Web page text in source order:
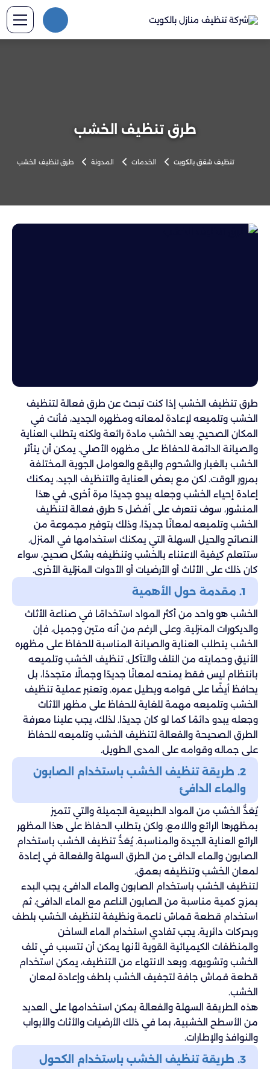
طرق تنظيف الخشب
تنظيف شقق بالكويت الخدمات المدونة طرق تنظيف الخشب
طرق تنظيف الخشب إذا كنت تبحث عن طرق فعالة لتنظيف
الخشب وتلميعه لإعادة لمعانه ومظهره الجديد، فأنت في
المكان الصحيح. يعد الخشب مادة رائعة ولكنه يتطلب العناية
والصيانة الدائمة للحفاظ على مظهره الأصلي. يمكن أن يتأثر
الخشب بالغبار والشحوم والبقع والعوامل الجوية المختلفة
بمرور الوقت. لكن مع بعض العناية والتنظيف الجيد، يمكنك
إعادة إحياء الخشب وجعله يبدو جديدًا مرة أخرى. في هذا
المنشور، سوف نتعرف على أفضل 5 طرق فعالة لتنظيف
الخشب وتلميعه لمعانًا جديدًا، وذلك بتوفير مجموعة من
النصائح والحيل السهلة التي يمكنك استخدامها في المنزل.
ستتعلم كيفية الاعتناء بالخشب وتنظيفه بشكل صحيح، سواء
كان ذلك على الأثاث أو الأرضيات أو الأدوات المنزلية الأخرى.
الخشب هو واحد من أكثر المواد استخدامًا في صناعة الأثاث
والديكورات المنزلية. وعلى الرغم من أنه متين وجميل، فإن
الخشب يتطلب العناية والصيانة المناسبة للحفاظ على مظهره
الأنيق وحمايته من التلف والتآكل. تنظيف الخشب وتلميعه
بانتظام ليس فقط يمنحه لمعانًا جديدًا وجمالًا متجددًا، بل
يحافظ أيضًا على قوامه ويطيل عمره. وتعتبر عملية تنظيف
الخشب وتلميعه مهمة للغاية للحفاظ على مظهر الأثاث
وجعله يبدو دائمًا كما لو كان جديدًا. لذلك، يجب علينا معرفة
الطرق الصحيحة والفعالة لتنظيف الخشب وتلميعه للحفاظ
على جماله وقوامه على المدى الطويل.
2. طريقة تنظيف الخشب باستخدام الصابون
والماء الدافئ
يُعَدُّ الخشب من المواد الطبيعية الجميلة والتي تتميز
بمظهرها الرائع واللامع، ولكن يتطلب الحفاظ على هذا المظهر
الرائع العناية الجيدة والمناسبة. يُعَدُّ تنظيف الخشب باستخدام
الصابون والماء الدافئ من الطرق السهلة والفعالة في إعادة
لمعان الخشب وتنظيفه بعمق.
لتنظيف الخشب باستخدام الصابون والماء الدافئ، يجب البدء
بمزج كمية مناسبة من الصابون الناعم مع الماء الدافئ، ثم
استخدام قطعة قماش ناعمة ونظيفة لتنظيف الخشب بلطف
وبحركات دائرية. يجب تفادي استخدام الماء الساخن
والمنظفات الكيميائية القوية لأنها يمكن أن تتسبب في تلف
الخشب وتشويهه. وبعد الانتهاء من التنظيف، يمكن استخدام
قطعة قماش جافة لتجفيف الخشب بلطف وإعادة لمعان
الخشب.
هذه الطريقة السهلة والفعالة يمكن استخدامها على العديد
من الأسطح الخشبية، بما في ذلك الأرضيات والأثاث والأبواب
والنوافذ والإطارات.
3. طريقة تنظيف الخشب باستخدام الكحول